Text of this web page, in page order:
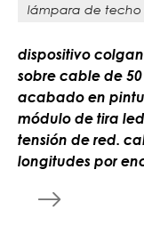
lámpara de techo
dispositivo
sobre cable de
acabado en
módulo de tira
tensión de red.
longitudes por